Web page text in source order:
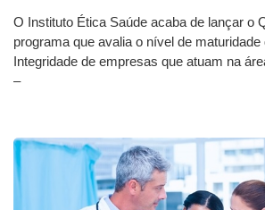
O Instituto Ética Saúde acaba de lançar o
programa que avalia o nível de
Integridade de empresas que atuam na
–